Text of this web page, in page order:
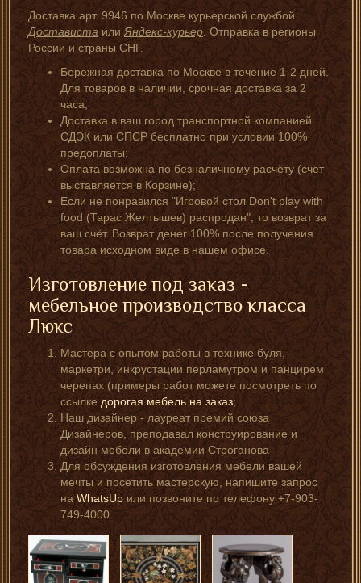
Доставка арт. 9946 по Москве курьерской службой
ДоставистаилиЯндекс-курьер. Отправка в регионы
России и страны СНГ.
Бережная доставка по Москве в течение 1-2 дней.
Для товаров в наличии, срочная доставка за 2
часа;
Доставка в ваш город транспортной компанией
СДЭК или СПСР бесплатно при условии 100%
предоплаты;
Оплата возможна по безналичному расчёту (счёт
выставляется в Корзине);
Если не понравился "Игровой стол Don't play with
food (Тарас Желтышев) распродан", то возврат за
ваш счёт. Возврат денег 100% после получения
товара исходном виде в нашем офисе.
Изготовление под заказ -
мебельное производство класса
Люкс
Мастера с опытом работы в технике буля,
маркетри, инкрустации перламутром и панцирем
черепах (примеры работ можете посмотреть по
ссылке дорогая мебель на заказ;
Наш дизайнер - лауреат премий союза
Дизайнеров, преподавал конструирование и
дизайн мебели в академии Строганова
Для обсуждения изготовления мебели вашей
мечты и посетить мастерскую, напишите запрос
наWhatsUpили позвоните по телефону +7-903-
749-4000.